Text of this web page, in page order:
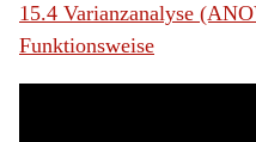
15.4 Varianzanalyse
Funktionsweise